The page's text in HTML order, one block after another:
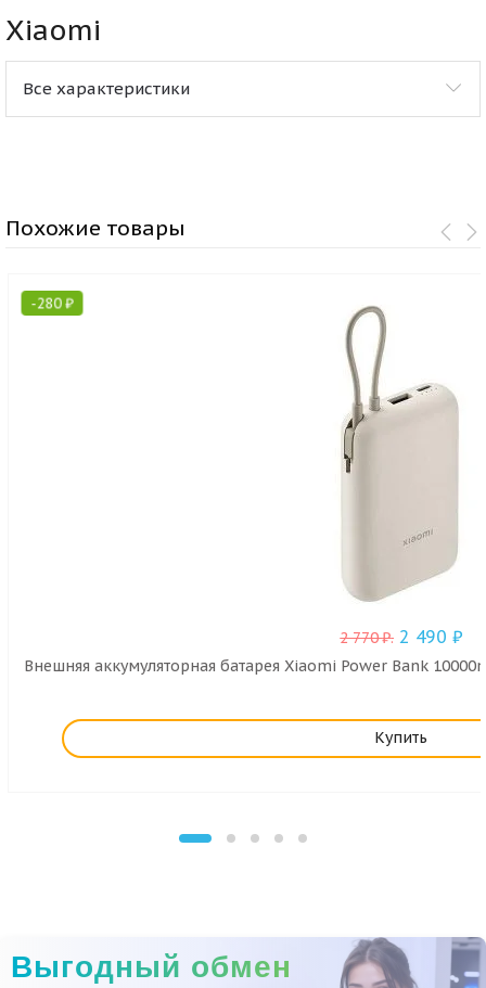
Xiaomi
Все характеристики
Похожие товары
-280₽
2 770₽. 2 490 ₽
Внешняя аккумуляторная батарея Xiaomi Power Bank
Купить
Выгодный обмен